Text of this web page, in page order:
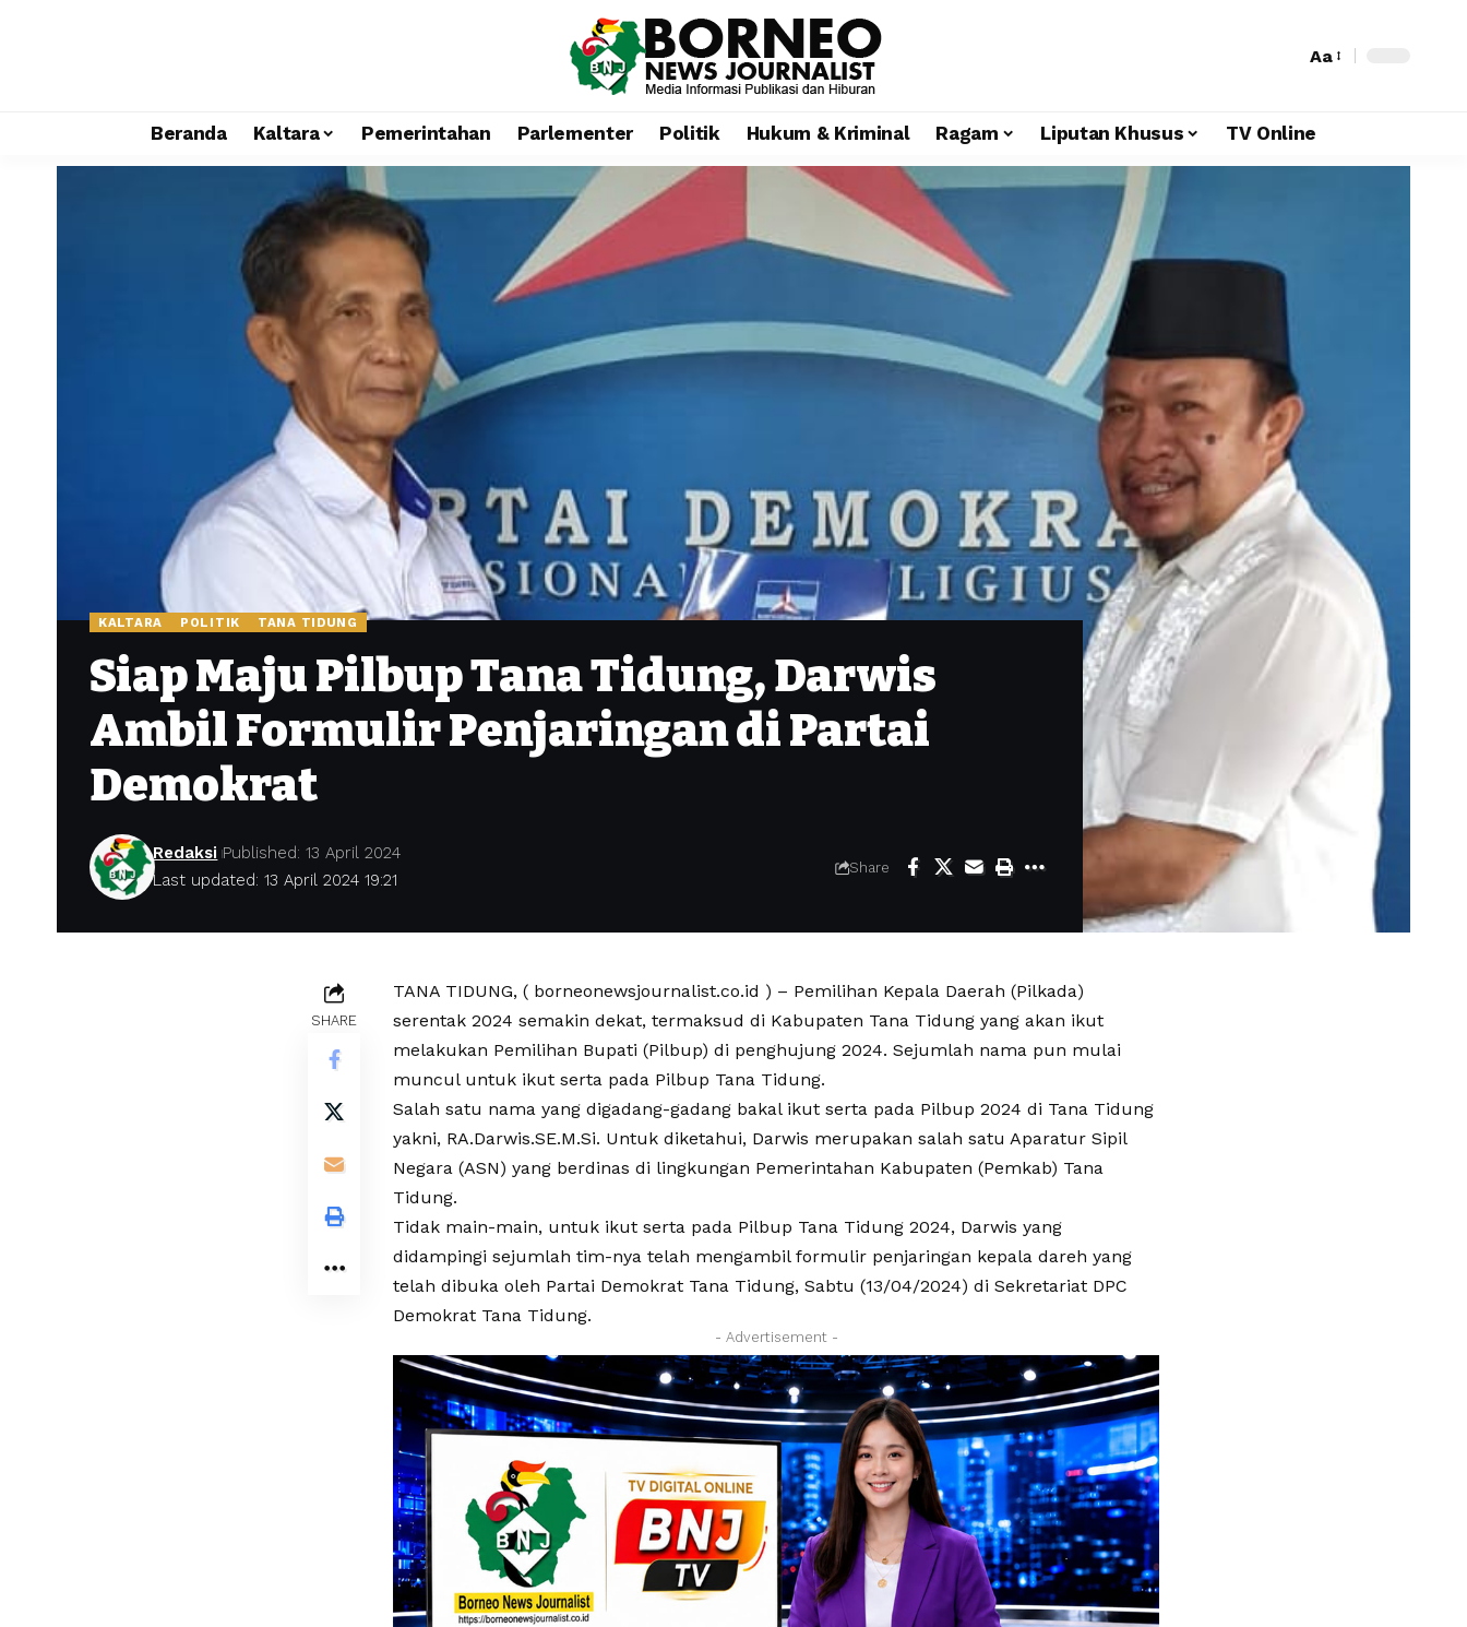
Aa
Beranda Kaltara Pemerintahan Parlementer Politik Hukum & Kriminal Ragam Liputan Khusus TV Online
KALTARA POLITIK TANA TIDUNG
Siap Maju Pilbup Tana Tidung, Darwis
Ambil Formulir Penjaringan di Partai
Demokrat
Last updated: 13 April 2024 19:21
Redaksi Published: 13 April 2024
Share
SHARE
TANA TIDUNG, ( borneonewsjournalist.co.id ) – Pemilihan Kepala Daerah (Pilkada)
serentak 2024 semakin dekat, termaksud di Kabupaten Tana Tidung yang akan ikut
melakukan Pemilihan Bupati (Pilbup) di penghujung 2024. Sejumlah nama pun mulai
muncul untuk ikut serta pada Pilbup Tana Tidung.
Salah satu nama yang digadang-gadang bakal ikut serta pada Pilbup 2024 di Tana Tidung
yakni, RA.Darwis.SE.M.Si. Untuk diketahui, Darwis merupakan salah satu Aparatur Sipil
Negara (ASN) yang berdinas di lingkungan Pemerintahan Kabupaten (Pemkab) Tana
Tidung.
Tidak main-main, untuk ikut serta pada Pilbup Tana Tidung 2024, Darwis yang
didampingi sejumlah tim-nya telah mengambil formulir penjaringan kepala dareh yang
telah dibuka oleh Partai Demokrat Tana Tidung, Sabtu (13/04/2024) di Sekretariat DPC
Demokrat Tana Tidung.
- Advertisement -